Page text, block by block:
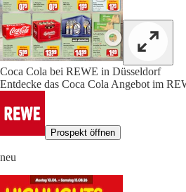
Coca Cola bei REWE in Düsseldorf
Entdecke das Coca Cola Angebot im
Prospekt öffnen
neu